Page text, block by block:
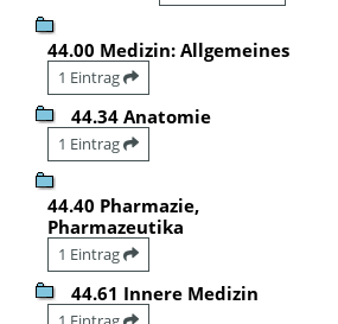
44.00 Medizin: Allgemeines
1 Eintrag
44.34 Anatomie
1 Eintrag
44.40 Pharmazie,
Pharmazeutika
1 Eintrag
44.61 Innere Medizin